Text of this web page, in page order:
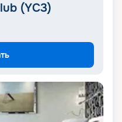
(YC3)